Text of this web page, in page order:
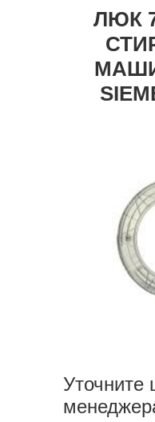
ЛЮК
Уточните